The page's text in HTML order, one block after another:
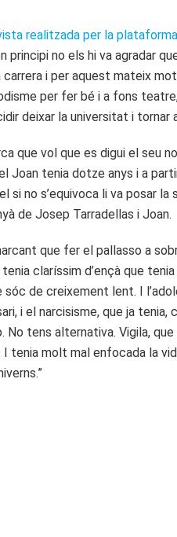
realitzada per la
principi no els hi va agradar
i per aquest mateix
per fer bé i a fons
deixar la universitat i tornar
que vol que es digui el
Joan tenia dotze anys i a
no s’equivoca li va posar
de Josep Tarradellas i Joan.
que fer el pallasso a
claríssim d’ençà que
sóc de creixement lent. I
i el narcisisme, que ja
tens alternativa. Vigila,
molt mal enfocada la